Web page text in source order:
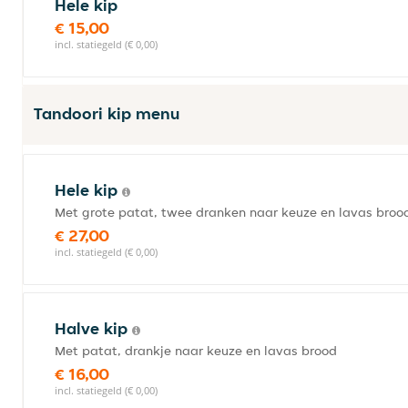
Hele kip
€ 15,00
incl. statiegeld (€ 0,00)
Tandoori kip menu
Hele kip
Met grote patat, twee dranken naar keuze en lavas
€ 27,00
incl. statiegeld (€ 0,00)
Halve kip
Met patat, drankje naar keuze en lavas brood
€ 16,00
incl. statiegeld (€ 0,00)